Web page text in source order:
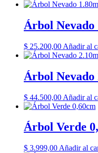
Árbol Nevado
$ 25.200,00 Añadir al
Árbol Nevado
$ 44.500,00 Añadir al
Árbol Verde
$ 3.999,00 Añadir al